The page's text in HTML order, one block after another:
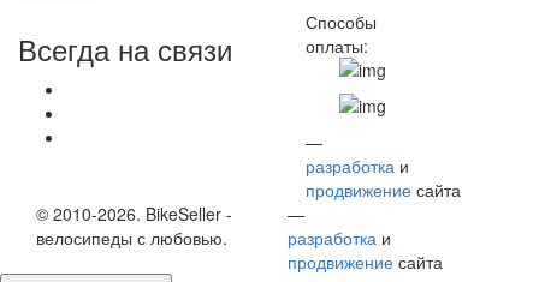
Всегда на связи
Способы
оплаты:
—
разработка и
продвижение сайта
© 2010-2026. BikeSeller -
велосипеды с любовью.
—
разработка и
продвижение сайта